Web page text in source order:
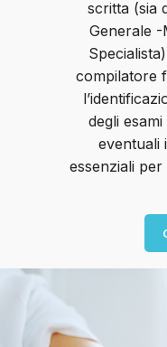
scritta (sia
Generale
compilatore
degli
eventuali
essenziali per